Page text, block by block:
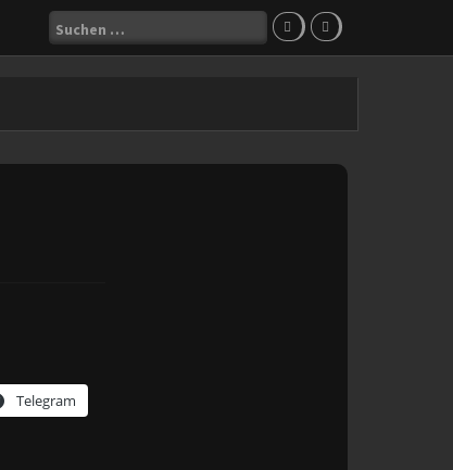
Suchen
nach:
Telegram